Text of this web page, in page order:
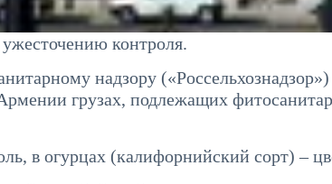
контроля.
надзору
грузах, подлежащих
в огурцах (калифорнийский сорт) –